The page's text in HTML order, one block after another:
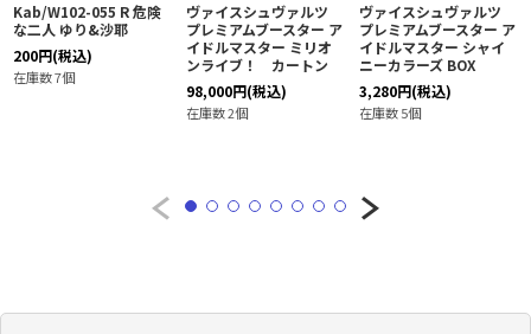
Kab/W102-055 R 危険
な二人 ゆり&沙耶
200円(税込)
在庫数 7個
ヴァイスシュヴァルツ
プレミアムブースター ア
イドルマスター ミリオ
ンライブ！ カートン
98,000円(税込)
在庫数 2個
ヴァイスシュヴァルツ
プレミアムブースター ア
イドルマスター シャイ
ニーカラーズ BOX
3,280円(税込)
在庫数 5個